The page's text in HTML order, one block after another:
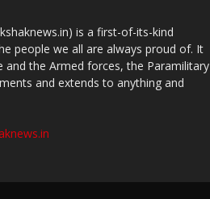
is a first-of-its-kind
people we all are always proud of. It
and the Armed forces, the Paramilitary
and extends to anything and